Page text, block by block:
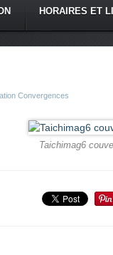
HORAIRES ET
Convergences
Taichimag6